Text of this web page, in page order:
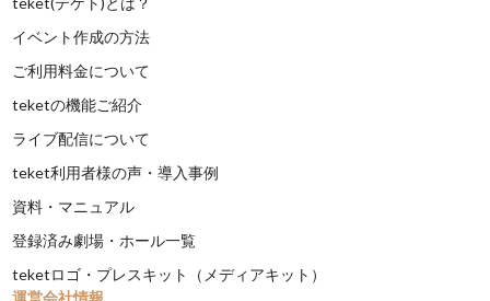
イベント作成の方法
ご利用料金について
teketの機能ご紹介
ライブ配信について
teket利用者様の声・導入事例
資料・マニュアル
登録済み劇場・ホール一覧
teketロゴ・プレスキット（メディアキット）
運営会社情報